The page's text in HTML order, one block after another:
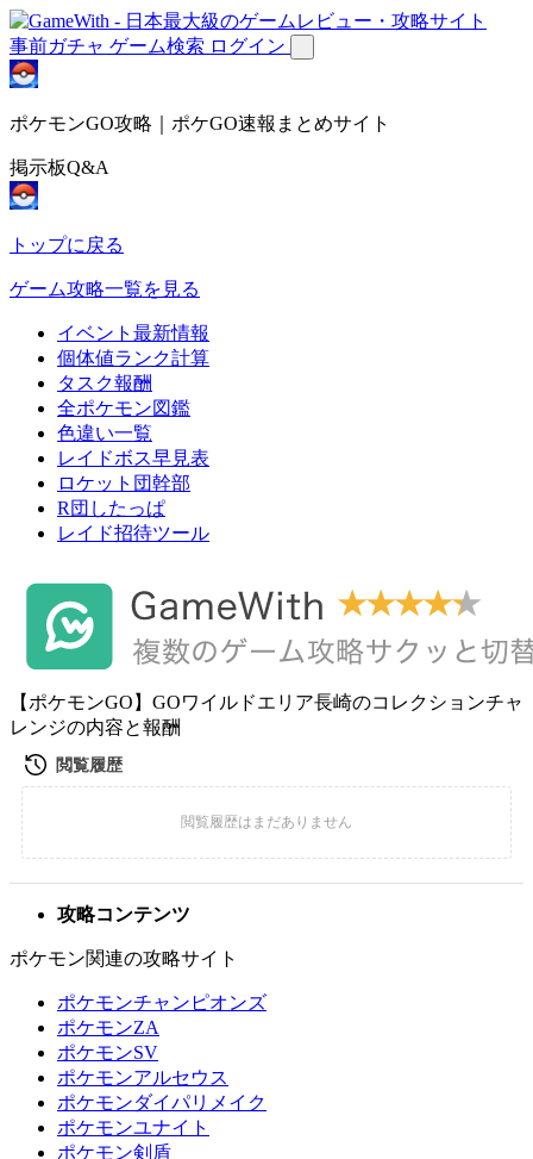
事前ガチャ ゲーム検索 ログイン
ポケモンGO攻略｜ポケGO速報まとめサイト
掲示板Q&A
トップに戻る
ゲーム攻略一覧を見る
イベント最新情報
個体値ランク計算
タスク報酬
全ポケモン図鑑
色違い一覧
レイドボス早見表
ロケット団幹部
R団したっぱ
レイド招待ツール
【ポケモンGO】GOワイルドエリア長崎のコレクションチャ
レンジの内容と報酬
攻略コンテンツ
ポケモン関連の攻略サイト
ポケモンチャンピオンズ
ポケモンZA
ポケモンSV
ポケモンアルセウス
ポケモンダイパリメイク
ポケモンユナイト
ポケモン剣盾